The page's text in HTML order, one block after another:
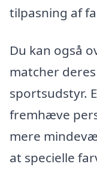
tilpasning af
Du kan også
matcher
sportsudstyr.
fremhæve
mere
at specielle